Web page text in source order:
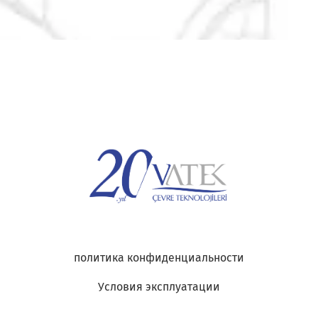
политика конфиденциальности
Условия эксплуатации